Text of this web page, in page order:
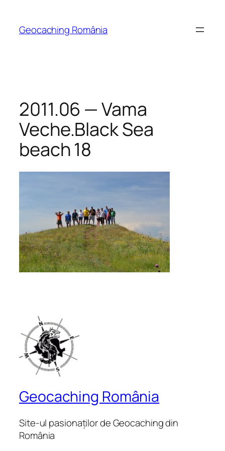
content
Geocaching România
2011.06 — Vama
Veche.Black Sea
beach 18
Geocaching România
Site-ul pasionaților de Geocaching din
România